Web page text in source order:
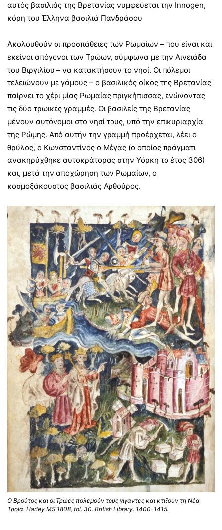
αυτός βασιλιάς της Βρετανίας νυμφεύεται την Innogen,
κόρη του Έλληνα βασιλιά Πανδράσου
Ακολουθούν οι προσπάθειες των Ρωμαίων – που είναι και
εκείνοι απόγονοι των Τρώων, σύμφωνα με την Αινειάδα
του Βιργιλίου – να κατακτήσουν το νησί. Οι πόλεμοι
τελειώνουν με γάμους – ο βασιλικός οίκος της Βρετανίας
παίρνει το χέρι μίας Ρωμαίας πριγκήπισσας, ενώνοντας
τις δύο τρωικές γραμμές. Οι βασιλείς της Βρετανίας
μένουν αυτόνομοι στο νησί τους, υπό την επικυριαρχία
της Ρώμης. Από αυτήν την γραμμή προέρχεται, λέει ο
θρύλος, ο Κωνσταντίνος ο Μέγας (ο οποίος πράγματι
ανακηρύχθηκε αυτοκράτορας στην Υόρκη το έτος 306)
και, μετά την αποχώρηση των Ρωμαίων, ο
κοσμοξάκουστος βασιλιάς Αρθούρος.
Ο Βρούτος και οι Τρώες πολεμούν τους γίγαντες και κτίζουν τη Νέα
Τροία. Harley MS 1808, fol. 30. British Library. 1400-1415.